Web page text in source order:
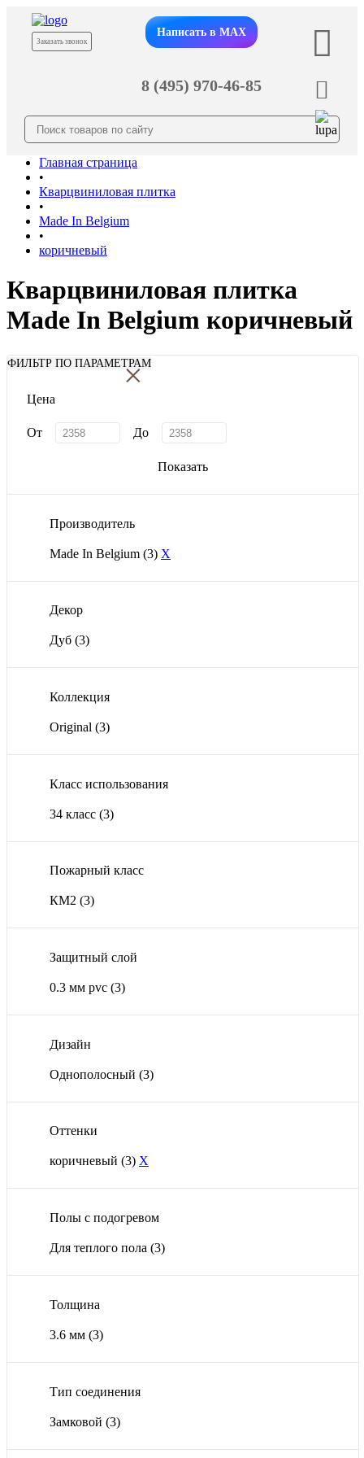
Заказать звонок
Написать в MAX
8 (495) 970-46-85
Главная страница
•
Кварцвиниловая плитка
•
Made In Belgium
•
коричневый
Кварцвиниловая плитка
Made In Belgium коричневый
ФИЛЬТР ПО ПАРАМЕТРАМ
×
Цена
От До
Показать
Производитель
Made In Belgium (3) X
Декор
Дуб (3)
Коллекция
Original (3)
Класс использования
34 класс (3)
Пожарный класс
КМ2 (3)
Защитный слой
0.3 мм pvc (3)
Дизайн
Однополосный (3)
Оттенки
коричневый (3) X
Полы с подогревом
Для теплого пола (3)
Толщина
3.6 мм (3)
Тип соединения
Замковой (3)